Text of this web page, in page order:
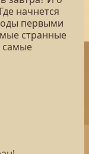
начнется
первыми
странные
самые